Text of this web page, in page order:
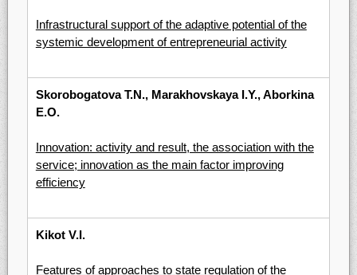
Infrastructural support of the adaptive potential of the
systemic development of entrepreneurial activity
Skorobogatova T.N., Marakhovskaya I.Y., Aborkina
E.O.
Innovation: activity and result, the association with the
service; innovation as the main factor improving
efficiency
Kikot V.I.
Features of approaches to state regulation of the